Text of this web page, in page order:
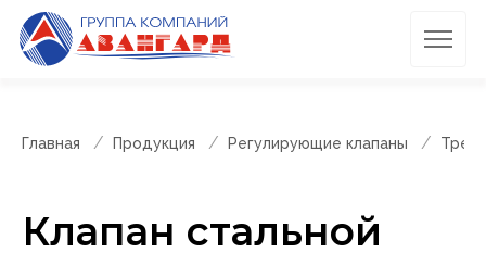
Главная Продукция Регулирующие клапаны
Клапан стальной